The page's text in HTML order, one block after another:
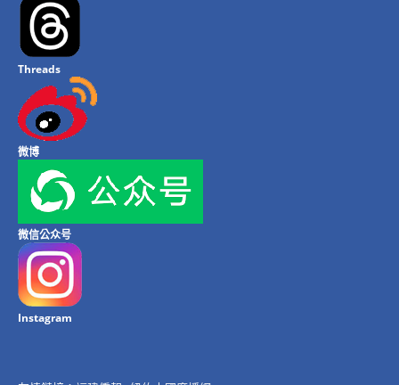
Threads
微博
微信公众号
Instagram